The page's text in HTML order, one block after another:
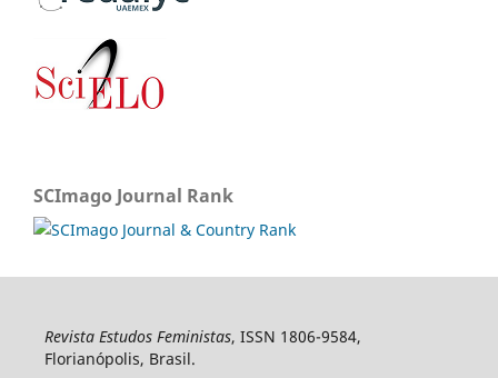
SCImago Journal Rank
Revista Estudos Feministas, ISSN 1806-9584,
Florianópolis, Brasil.